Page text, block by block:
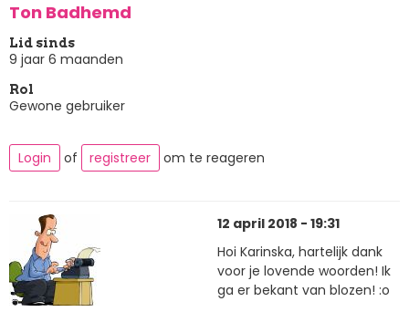
Ton Badhemd
Lid sinds
9 jaar 6 maanden
Rol
Gewone gebruiker
Login of registreer om te reageren
12 april 2018 - 19:31
Hoi Karinska, hartelijk dank
voor je lovende woorden! Ik
ga er bekant van blozen! :o